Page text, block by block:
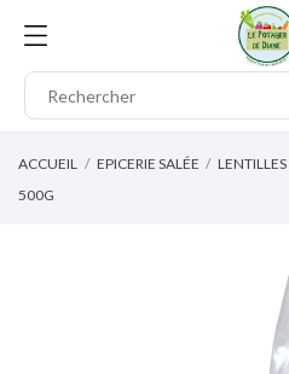
ACCUEIL EPICERIE SALÉE
500G